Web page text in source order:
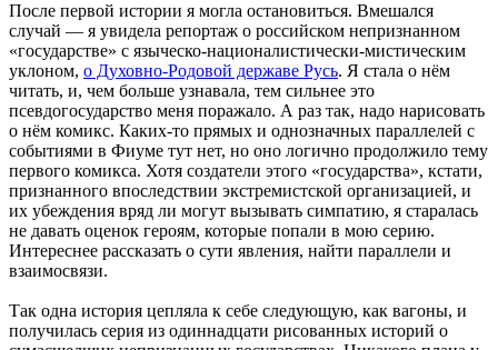
После первой истории я могла остановиться. Вмешался
случай — я увидела репортаж о российском непризнанном
«государстве» с языческо-националистически-мистическим
уклоном, о Духовно-Родовой державе Русь. Я стала о нём
читать, и, чем больше узнавала, тем сильнее это
псевдогосударство меня поражало. А раз так, надо нарисовать
о нём комикс. Каких-то прямых и однозначных параллелей с
событиями в Фиуме тут нет, но оно логично продолжило тему
первого комикса. Хотя создатели этого «государства», кстати,
признанного впоследствии экстремистской организацией, и
их убеждения вряд ли могут вызывать симпатию, я старалась
не давать оценок героям, которые попали в мою серию.
Интереснее рассказать о сути явления, найти параллели и
взаимосвязи.
Так одна история цепляла к себе следующую, как вагоны, и
получилась серия из одиннадцати рисованных историй о